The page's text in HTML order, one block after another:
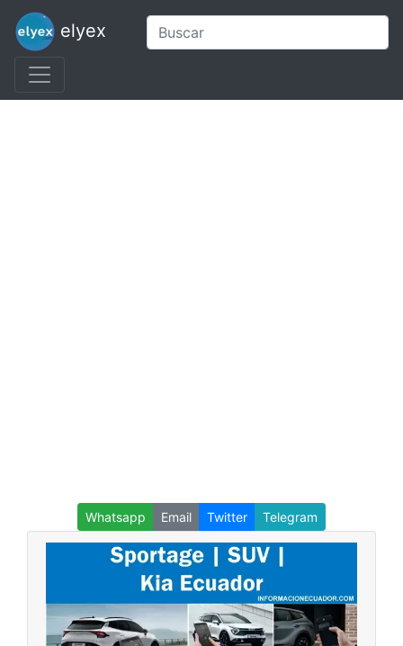
elyex
Whatsapp Email Twitter Telegram